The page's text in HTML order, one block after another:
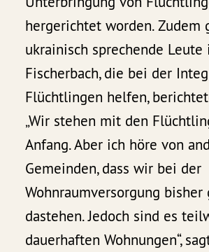
hergerichtet worden. Zudem
ukrainisch sprechende Leute
Fischerbach, die bei der
Flüchtlingen helfen,
„Wir stehen mit den
Anfang. Aber ich höre von
Gemeinden, dass wir bei der
Wohnraumversorgung bisher
dastehen. Jedoch sind es
dauerhaften Wohnungen“,